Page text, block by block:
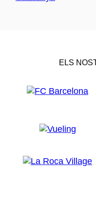
ELS